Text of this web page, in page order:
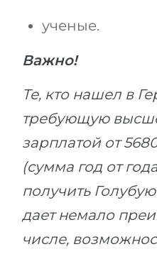
ученые.
Важно!
Те, кто нашел в
требующую
зарплатой от
(сумма год от
получить
дает немало
числе,